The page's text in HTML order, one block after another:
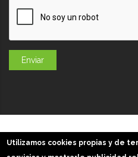
Utilizamos cookies propias y de